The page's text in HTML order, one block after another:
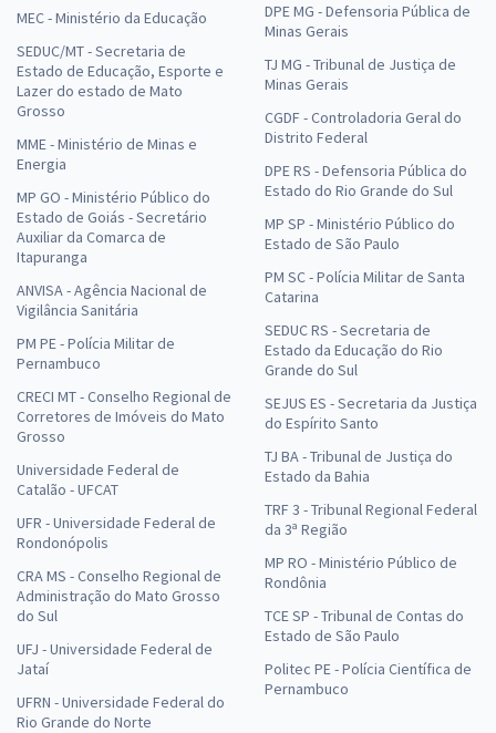
MEC - Ministério da Educação
SEDUC/MT - Secretaria de
Estado de Educação, Esporte e
Lazer do estado de Mato
Grosso
MME - Ministério de Minas e
Energia
MP GO - Ministério Público do
Estado de Goiás - Secretário
Auxiliar da Comarca de
Itapuranga
ANVISA - Agência Nacional de
Vigilância Sanitária
PM PE - Polícia Militar de
Pernambuco
CRECI MT - Conselho Regional de
Corretores de Imóveis do Mato
Grosso
Universidade Federal de
Catalão - UFCAT
UFR - Universidade Federal de
Rondonópolis
CRA MS - Conselho Regional de
Administração do Mato Grosso
do Sul
UFJ - Universidade Federal de
Jataí
UFRN - Universidade Federal do
Rio Grande do Norte
DPE MG - Defensoria Pública de
Minas Gerais
TJ MG - Tribunal de Justiça de
Minas Gerais
CGDF - Controladoria Geral do
Distrito Federal
DPE RS - Defensoria Pública do
Estado do Rio Grande do Sul
MP SP - Ministério Público do
Estado de São Paulo
PM SC - Polícia Militar de Santa
Catarina
SEDUC RS - Secretaria de
Estado da Educação do Rio
Grande do Sul
SEJUS ES - Secretaria da Justiça
do Espírito Santo
TJ BA - Tribunal de Justiça do
Estado da Bahia
TRF 3 - Tribunal Regional Federal
da 3ª Região
MP RO - Ministério Público de
Rondônia
TCE SP - Tribunal de Contas do
Estado de São Paulo
Politec PE - Polícia Científica de
Pernambuco